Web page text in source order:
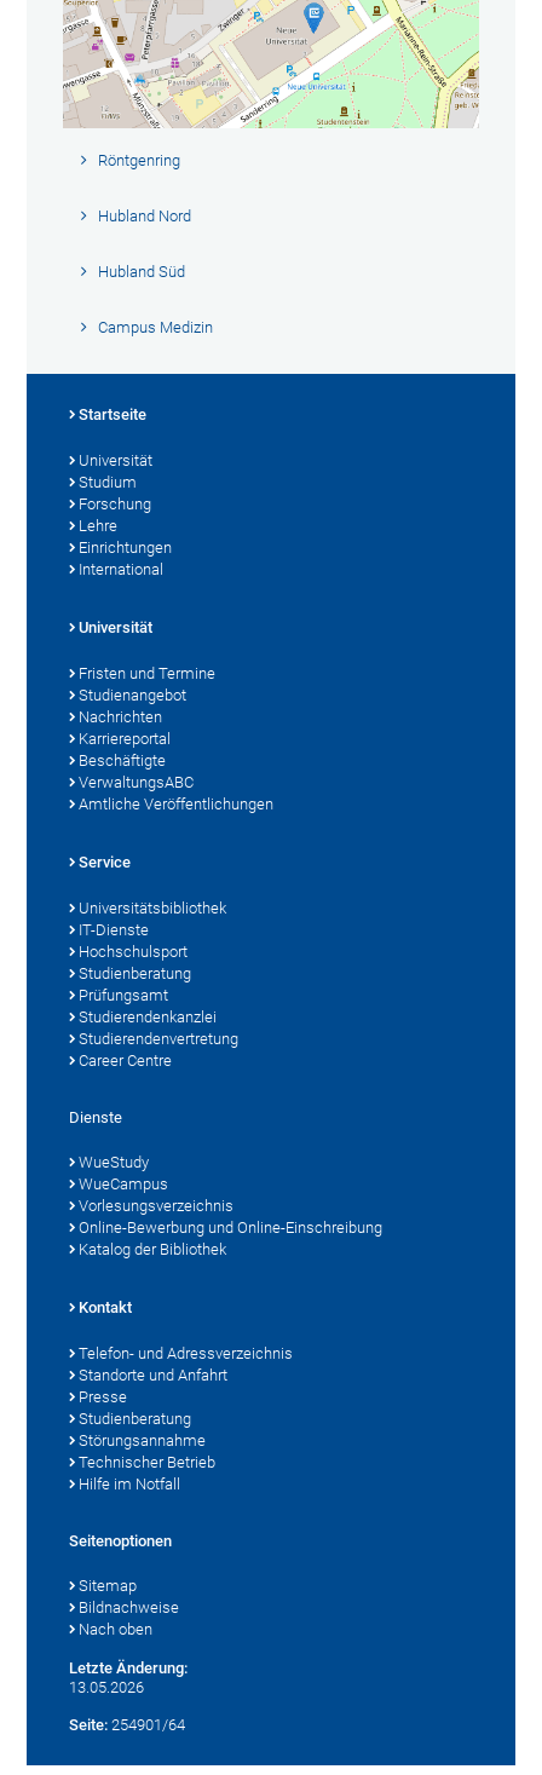
Röntgenring
Hubland Nord
Hubland Süd
Campus Medizin
Startseite
Universität
Studium
Forschung
Lehre
Einrichtungen
International
Universität
Fristen und Termine
Studienangebot
Nachrichten
Karriereportal
Beschäftigte
VerwaltungsABC
Amtliche Veröffentlichungen
Service
Universitätsbibliothek
IT-Dienste
Hochschulsport
Studienberatung
Prüfungsamt
Studierendenkanzlei
Studierendenvertretung
Career Centre
Dienste
WueStudy
WueCampus
Vorlesungsverzeichnis
Online-Bewerbung und Online-Einschreibung
Katalog der Bibliothek
Kontakt
Telefon- und Adressverzeichnis
Standorte und Anfahrt
Presse
Studienberatung
Störungsannahme
Technischer Betrieb
Hilfe im Notfall
Seitenoptionen
Sitemap
Bildnachweise
Nach oben
Letzte Änderung:
13.05.2026
Seite: 254901/64